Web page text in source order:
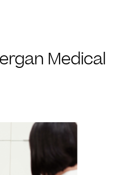
Medical